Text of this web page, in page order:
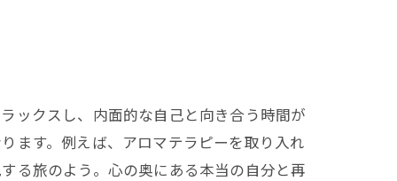
ックスし、内面的な自己と向き合う時間が
ます。例えば、アロマテラピーを取り入れ
る旅のよう。心の奥にある本当の自分と再